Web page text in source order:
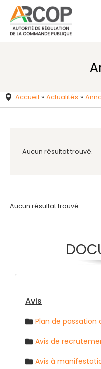
contenu
Accueil » Actualités »
Aucun résultat trouvé.
Aucun résultat trouvé.
Avis
Plan de passation
Avis de
Avis à